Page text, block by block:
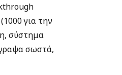
για την
σύστημα
σωστά,